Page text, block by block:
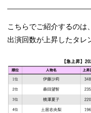
こちらでご紹介するのは
出演回数が上昇したタレ